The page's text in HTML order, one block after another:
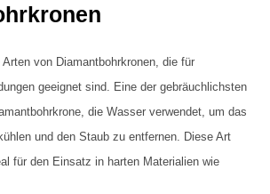
von Diamantbohrkronen, die für
geeignet sind. Eine der gebräuchlichsten
die Wasser verwendet, um das
und den Staub zu entfernen. Diese Art
für den Einsatz in harten Materialien wie